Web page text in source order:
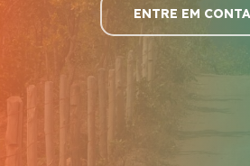
ENTRE EM